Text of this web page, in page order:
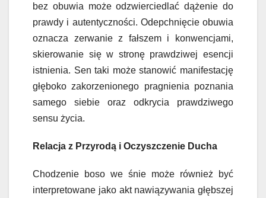
bez obuwia może odzwierciedlać dążenie do
prawdy i autentyczności. Odepchnięcie obuwia
oznacza zerwanie z fałszem i konwencjami,
skierowanie się w stronę prawdziwej esencji
istnienia. Sen taki może stanowić manifestację
głęboko zakorzenionego pragnienia poznania
samego siebie oraz odkrycia prawdziwego
sensu życia.
Relacja z Przyrodą i Oczyszczenie Ducha
Chodzenie boso we śnie może również być
interpretowane jako akt nawiązywania głębszej